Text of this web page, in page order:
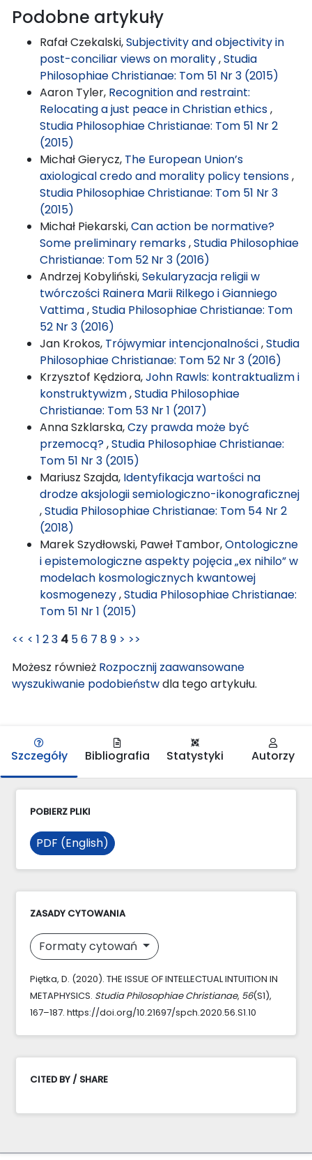
Podobne artykuły
Rafał Czekalski,Subjectivity and objectivity in
post-conciliar views on morality,Studia
Philosophiae Christianae: Tom 51 Nr 3 (2015)
Aaron Tyler, Recognition and restraint:
Relocating a just peace in Christian ethics,
Studia Philosophiae Christianae: Tom 51 Nr 2
(2015)
Michał Gierycz, The European Union’s
axiological credo and morality policy tensions,
Studia Philosophiae Christianae: Tom 51 Nr 3
(2015)
Michał Piekarski,Can action be normative?
Some preliminary remarks,Studia Philosophiae
Christianae: Tom 52 Nr 3 (2016)
Andrzej Kobyliński,Sekularyzacja religii w
twórczości Rainera Marii Rilkego i Gianniego
Vattima,Studia Philosophiae Christianae: Tom
52 Nr 3 (2016)
Jan Krokos, Trójwymiar intencjonalności,Studia
Philosophiae Christianae: Tom 52 Nr 3 (2016)
Krzysztof Kędziora,John Rawls: kontraktualizm i
konstruktywizm,Studia Philosophiae
Christianae: Tom 53 Nr 1 (2017)
Anna Szklarska,Czy prawda może być
przemocą?,Studia Philosophiae Christianae:
Tom 51 Nr 3 (2015)
Mariusz Szajda, Identyfikacja wartości na
drodze aksjologii semiologiczno-ikonograficznej
,Studia Philosophiae Christianae: Tom 54 Nr 2
(2018)
Marek Szydłowski, Paweł Tambor,Ontologiczne
i epistemologiczne aspekty pojęcia „ex nihilo” w
modelach kosmologicznych kwantowej
kosmogenezy,Studia Philosophiae Christianae:
Tom 51 Nr 1 (2015)
<< < 1 23 4 56 7 89 > >>
Możesz również Rozpocznij zaawansowane
wyszukiwanie podobieństwdla tego artykułu.
Szczegóły Bibliografia Statystyki Autorzy
POBIERZ PLIKI
PDF (English)
ZASADY CYTOWANIA
Formaty cytowań
Piętka, D. (2020). THE ISSUE OF INTELLECTUAL INTUITION IN
METAPHYSICS. Studia Philosophiae Christianae, 56(S1),
167–187. https://doi.org/10.21697/spch.2020.56.S1.10
CITED BY / SHARE